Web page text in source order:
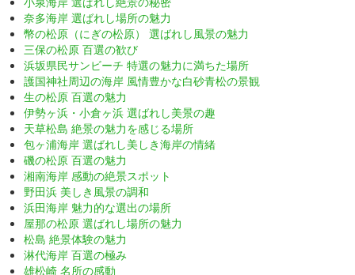
奈多海岸 選ばれし場所の魅力
幣の松原（にぎの松原） 選ばれし風景の魅力
三保の松原 百選の歓び
浜坂県民サンビーチ 特選の魅力に満ちた場所
護国神社周辺の海岸 風情豊かな白砂青松の景観
生の松原 百選の魅力
伊勢ヶ浜・小倉ヶ浜 選ばれし美景の趣
天草松島 絶景の魅力を感じる場所
包ヶ浦海岸 選ばれし美しき海岸の情緒
磯の松原 百選の魅力
湘南海岸 感動の絶景スポット
野田浜 美しき風景の調和
浜田海岸 魅力的な選出の場所
屋那の松原 選ばれし場所の魅力
松島 絶景体験の魅力
淋代海岸 百選の極み
雄松崎 名所の感動